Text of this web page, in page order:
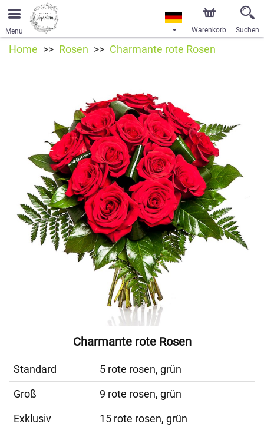
Menu Warenkorb Suchen
Home Rosen Charmante rote Rosen
Charmante rote Rosen
Standard
5 rote rosen, grün
Groß
9 rote rosen, grün
Exklusiv
15 rote rosen, grün